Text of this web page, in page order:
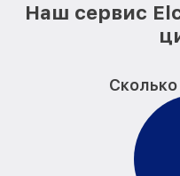
Наш сервис